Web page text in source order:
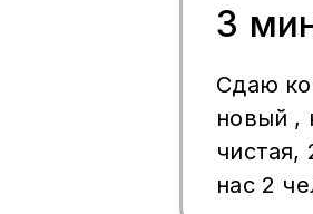
3
Сдаю
новый ,
чистая,
нас 2